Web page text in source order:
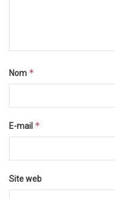
Nom *
E-mail *
Site web